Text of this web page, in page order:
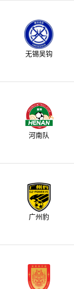
无锡吴钩
河南队
广州豹